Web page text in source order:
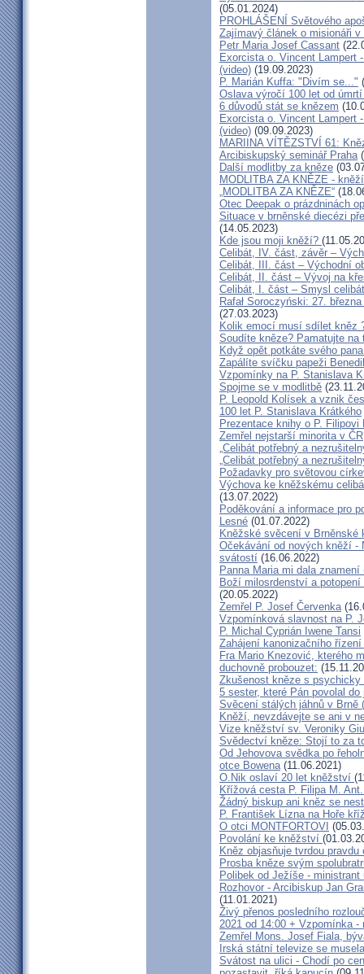
(05.01.2024)
PROHLÁŠENÍ Světového
Zajímavý článek o misionáři v
Petr Maria Josef Cassant
Exorcista o. Vincent Lampert
(video) (19.09.2023)
P. Marián Kuffa: "Divím se..."
Oslava výročí 100 let od
6 důvodů stát se knězem
Exorcista o. Vincent Lampert
(video) (09.09.2023)
MARIINA VÍTĚZSTVÍ 61:
Arcibiskupský seminář Praha
Další modlitby za kněze
MODLITBA ZA KNĚZE -
„MODLITBA ZA KNĚZE“
Otec Deepak o prázdninách
Situace v brněnské diecézi
(14.05.2023)
Kde jsou moji kněží?
Celibát, IV. část, závěr –
Celibát, III. část – Východní
Celibát, II. část – Vývoj na
Celibát, I. část – Smysl
Rafał Soroczyński: 27.
(27.03.2023)
Kolik emocí musí sdílet kněz
Soudíte kněze? Pamatujte
Když opět potkáte svého
Zapálíte svíčku papeži
Vzpomínky na P. Stanislava
Spojme se v modlitbě
P. Leopold Kolísek a vznik
100 let P. Stanislava Krátkého
Prezentace knihy o P. Filipovi
Zemřel nejstarší minorita v ČR
„Celibát potřebný a
„Celibát potřebný a
Požadavky pro světovou
Výchova ke kněžskému
(13.07.2022)
Poděkování a informace pro
Lesné (01.07.2022)
Kněžské svěcení v Brněnské
Očekávání od nových kněží -
svátostí (16.06.2022)
Panna Maria mi dala
Boží milosrdenství a
(20.05.2022)
Zemřel P. Josef Červenka
Vzpomínková slavnost na P.
P. Michal Cyprián Iwene Tansi
Zahájení kanonizačního
Fra Mario Knezović, kterého
duchovně probouzet:
Zkušenost kněze s psychicky
5 sester, které Pán povolal do
Svěcení stálých jáhnů v Brně
Kněží, nevzdávejte se ani v
Vize kněžství sv. Veroniky
Svědectví kněze: Stojí to za
Od Jehovova svědka po
otce Bowena(11.06.2021)
O.Nik oslaví 20 let kněžství
Křížová cesta P. Filipa M.
Žádný biskup ani kněz se
P. František Lízna na Hoře
O otci MONTFORTOVI
Povolání ke kněžství
Kněz objasňuje tvrdou
Prosba kněze svým
Polibek od Ježíše -
Rozhovor - Arcibiskup Jan
(11.01.2021)
Živý přenos posledního
2021 od 14:00 + Vzpomínka
Zemřel Mons. Josef Fiala,
Irská státní televize se
Svátost na ulici - Chodí po